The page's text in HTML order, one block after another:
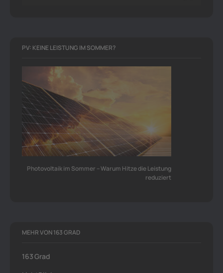
PV: KEINE LEISTUNG IM SOMMER?
Photovoltaik im Sommer – Warum Hitze die Leistung
reduziert
MEHR VON 163 GRAD
163 Grad